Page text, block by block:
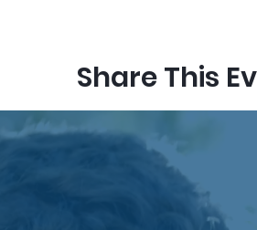
Share This